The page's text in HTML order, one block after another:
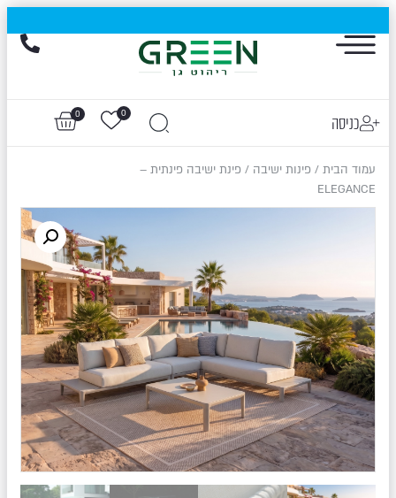
הייגולד- המותג שכבש את עולם החוץ, עכשיו בהנחות של עד 50%
כניסה 0
0
עמוד הבית / פינות ישיבה / פינת ישיבה פינתית –
ELEGANCE